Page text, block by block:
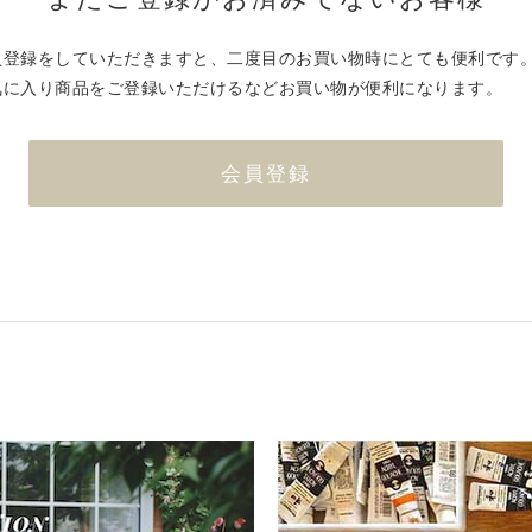
登録をしていただきますと、二度目のお買い物時にとても便利です
入り商品をご登録いただけるなどお買い物が便利になります。
会員登録